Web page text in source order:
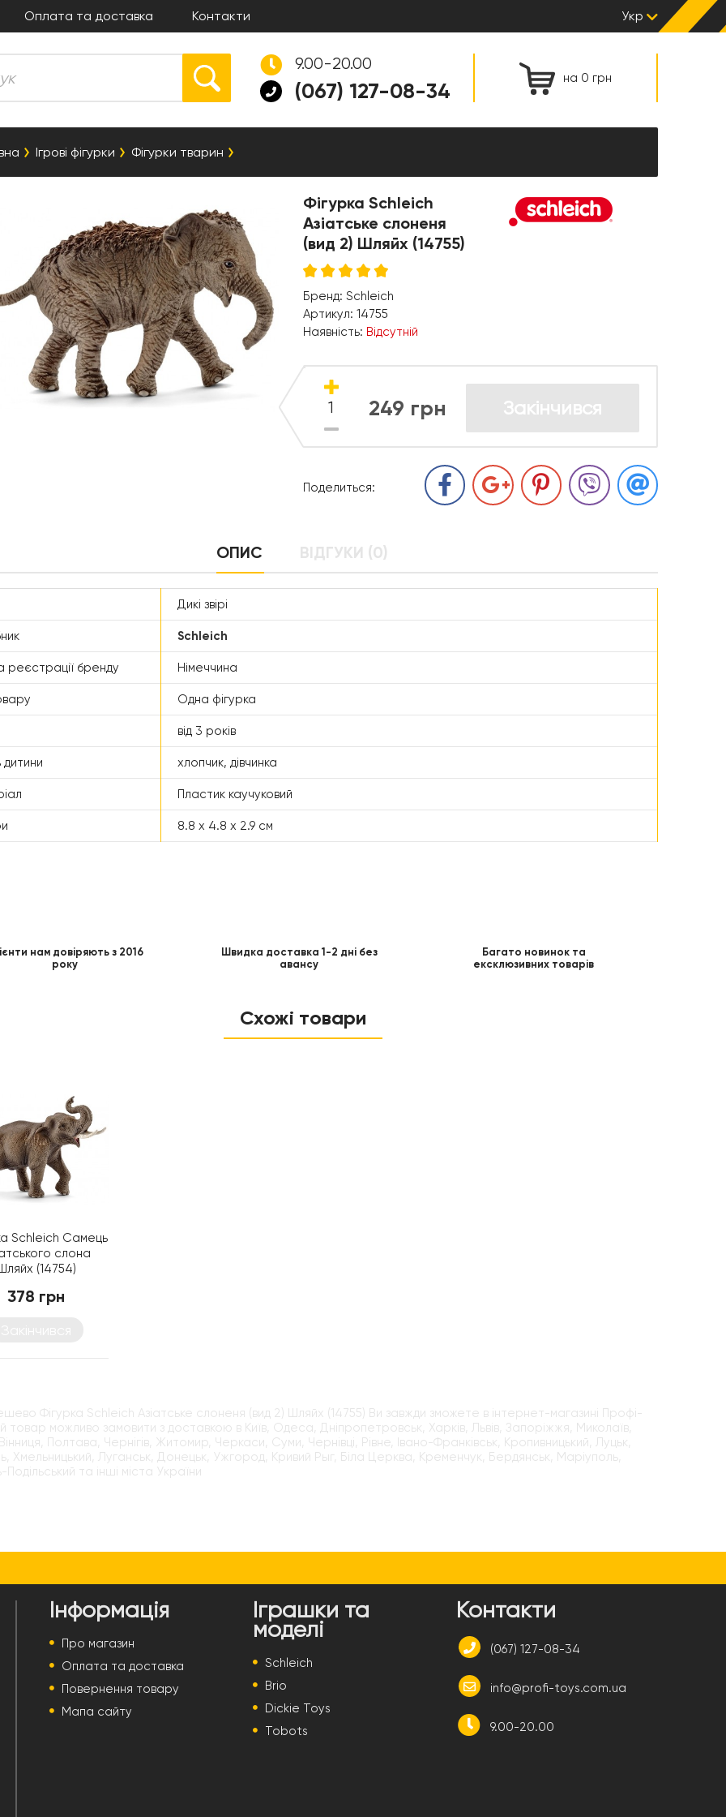
Оплата та доставка Контакти Укр
на 0 грн
9.00-20.00
(067) 127-08-34
Ігрові фігурки Фігурки тварин
Фігурка Schleich
Азіатське слоненя
(вид 2) Шляйх (14755)
Бренд: Schleich
Артикул: 14755
Наявність: Відсутній
249 грн Закінчився
Поделиться:
ОПИС ВІДГУКИ (0)
Дикі звірі
Schleich
реєстрації бренду Німеччина
Одна фігурка
від 3 років
хлопчик, дівчинка
Пластик каучуковий
8.8 x 4.8 x 2.9 см
нам довіряють з 2016
року
Швидка доставка 1-2 дні без
авансу
Багато новинок та
ексклюзивних товарів
Схожі товари
Schleich Самець
слона
(14754)
378 грн
Фігурка Schleich Азіатське слоненя (вид 2) Шляйх (14755) Ви завжди зможете в інтернет-магазині Профі-
товар можливо замовити з доставкою в Київ, Одеса, Дніпропетровськ, Харків, Львів, Запоріжжя, Миколаїв,
Полтава, Чернігів, Житомир, Черкаси, Суми, Чернівці, Рівне, Івано-Франківськ, Кропивницький, Луцьк,
Хмельницький, Луганськ, Донецьк, Ужгород, Кривий Рыг, Біла Церква, Кременчук, Бердянськ, Маріуполь,
та інші міста України
Інформація
Про магазин
Оплата та доставка
Повернення товару
Мапа сайту
Іграшки та
моделі
Schleich
Brio
Dickie Toys
Tobots
Контакти
(067) 127-08-34
info@profi-toys.com.ua
9.00-20.00